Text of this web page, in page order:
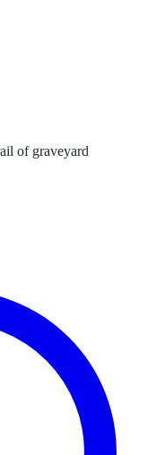
of graveyard